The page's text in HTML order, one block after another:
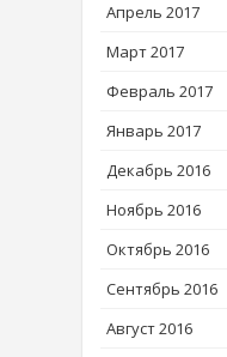
Апрель 2017
Март 2017
Февраль 2017
Январь 2017
Декабрь 2016
Ноябрь 2016
Октябрь 2016
Сентябрь 2016
Август 2016